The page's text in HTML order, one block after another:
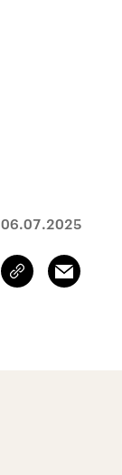
06.07.2025
Link
kopieren/teilen
Email